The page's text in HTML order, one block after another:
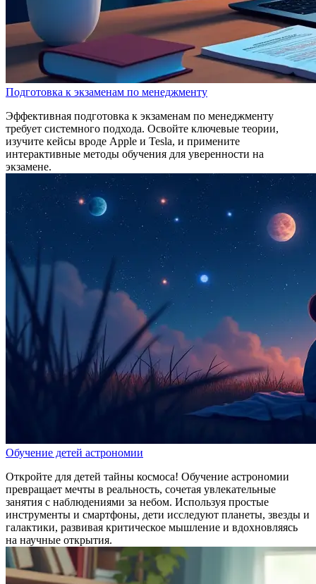
Подготовка к экзаменам по менеджменту
Эффективная подготовка к экзаменам по менеджменту
требует системного подхода. Освойте ключевые теории,
изучите кейсы вроде Apple и Tesla, и примените
интерактивные методы обучения для уверенности на
экзамене.
Обучение детей астрономии
Откройте для детей тайны космоса! Обучение астрономии
превращает мечты в реальность, сочетая увлекательные
занятия с наблюдениями за небом. Используя простые
инструменты и смартфоны, дети исследуют планеты, звезды и
галактики, развивая критическое мышление и вдохновляясь
на научные открытия.